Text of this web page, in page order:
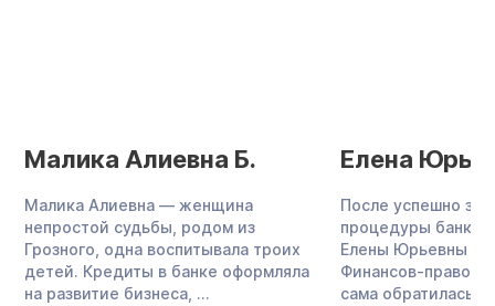
Малика Алиевна Б.
Малика Алиевна — женщина
непростой судьбы, родом из
Грозного, одна воспитывала троих
детей. Кредиты в банке оформляла
на развитие бизнеса, ...
Елена
После успешно
процедуры
Елены Юрьевны
Финансов-
сама обратилась